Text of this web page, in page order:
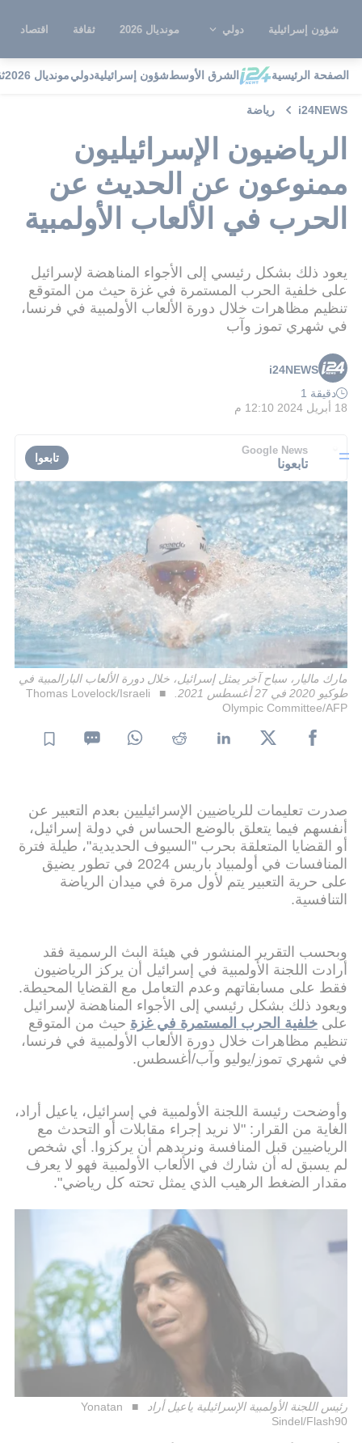
شؤون إسرائيلية دولي مونديال 2026 ثقافة اقتصاد
الصفحة الرئيسية الشرق الأوسطشؤون إسرائيليةدوليمونديال 2026
i24NEWS رياضة
الرياضيون الإسرائيليون
ممنوعون عن الحديث عن
الحرب في الألعاب الأولمبية
يعود ذلك بشكل رئيسي إلى الأجواء المناهضة لإسرائيل
على خلفية الحرب المستمرة في غزة حيث من المتوقع
تنظيم مظاهرات خلال دورة الألعاب الأولمبية في فرنسا،
في شهري تموز وآب
i24NEWS
دقيقة 1
18 أبريل 2024 12:10 م
Google News
تابعونا تابعوا
مارك ماليار، سباح آخر يمثل إسرائيل، خلال دورة الألعاب البارالمبية في
طوكيو 2020 في 27 أغسطس 2021.
Thomas Lovelock/Israeli
Olympic Committee/AFP
صدرت تعليمات للرياضيين الإسرائيليين بعدم التعبير عن
أنفسهم فيما يتعلق بالوضع الحساس في دولة إسرائيل،
أو القضايا المتعلقة بحرب "السيوف الحديدية"، طيلة فترة
المنافسات في أولمبياد باريس 2024 في تطور يضيق
على حرية التعبير يتم لأول مرة في ميدان الرياضة
التنافسية.
وبحسب التقرير المنشور في هيئة البث الرسمية فقد
أرادت اللجنة الأولمبية في إسرائيل أن يركز الرياضيون
فقط على مسابقاتهم وعدم التعامل مع القضايا المحيطة.
ويعود ذلك بشكل رئيسي إلى الأجواء المناهضة لإسرائيل
على خلفية الحرب المستمرة في غزة حيث من المتوقع
تنظيم مظاهرات خلال دورة الألعاب الأولمبية في فرنسا،
في شهري تموز/يوليو وآب/أغسطس.
وأوضحت رئيسة اللجنة الأولمبية في إسرائيل، ياعيل أراد،
الغاية من القرار: "لا نريد إجراء مقابلات أو التحدث مع
الرياضيين قبل المنافسة ونريدهم أن يركزوا. أي شخص
لم يسبق له أن شارك في الألعاب الأولمبية فهو لا يعرف
مقدار الضغط الرهيب الذي يمثل تحته كل رياضي".
رئيس اللجنة الأولمبية الإسرائيلية ياعيل أراد
Yonatan
Sindel/Flash90